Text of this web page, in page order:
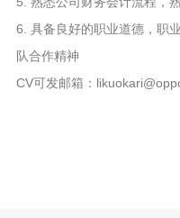
6. 具备良好的职业道德，职
队合作精神
CV可发邮箱：